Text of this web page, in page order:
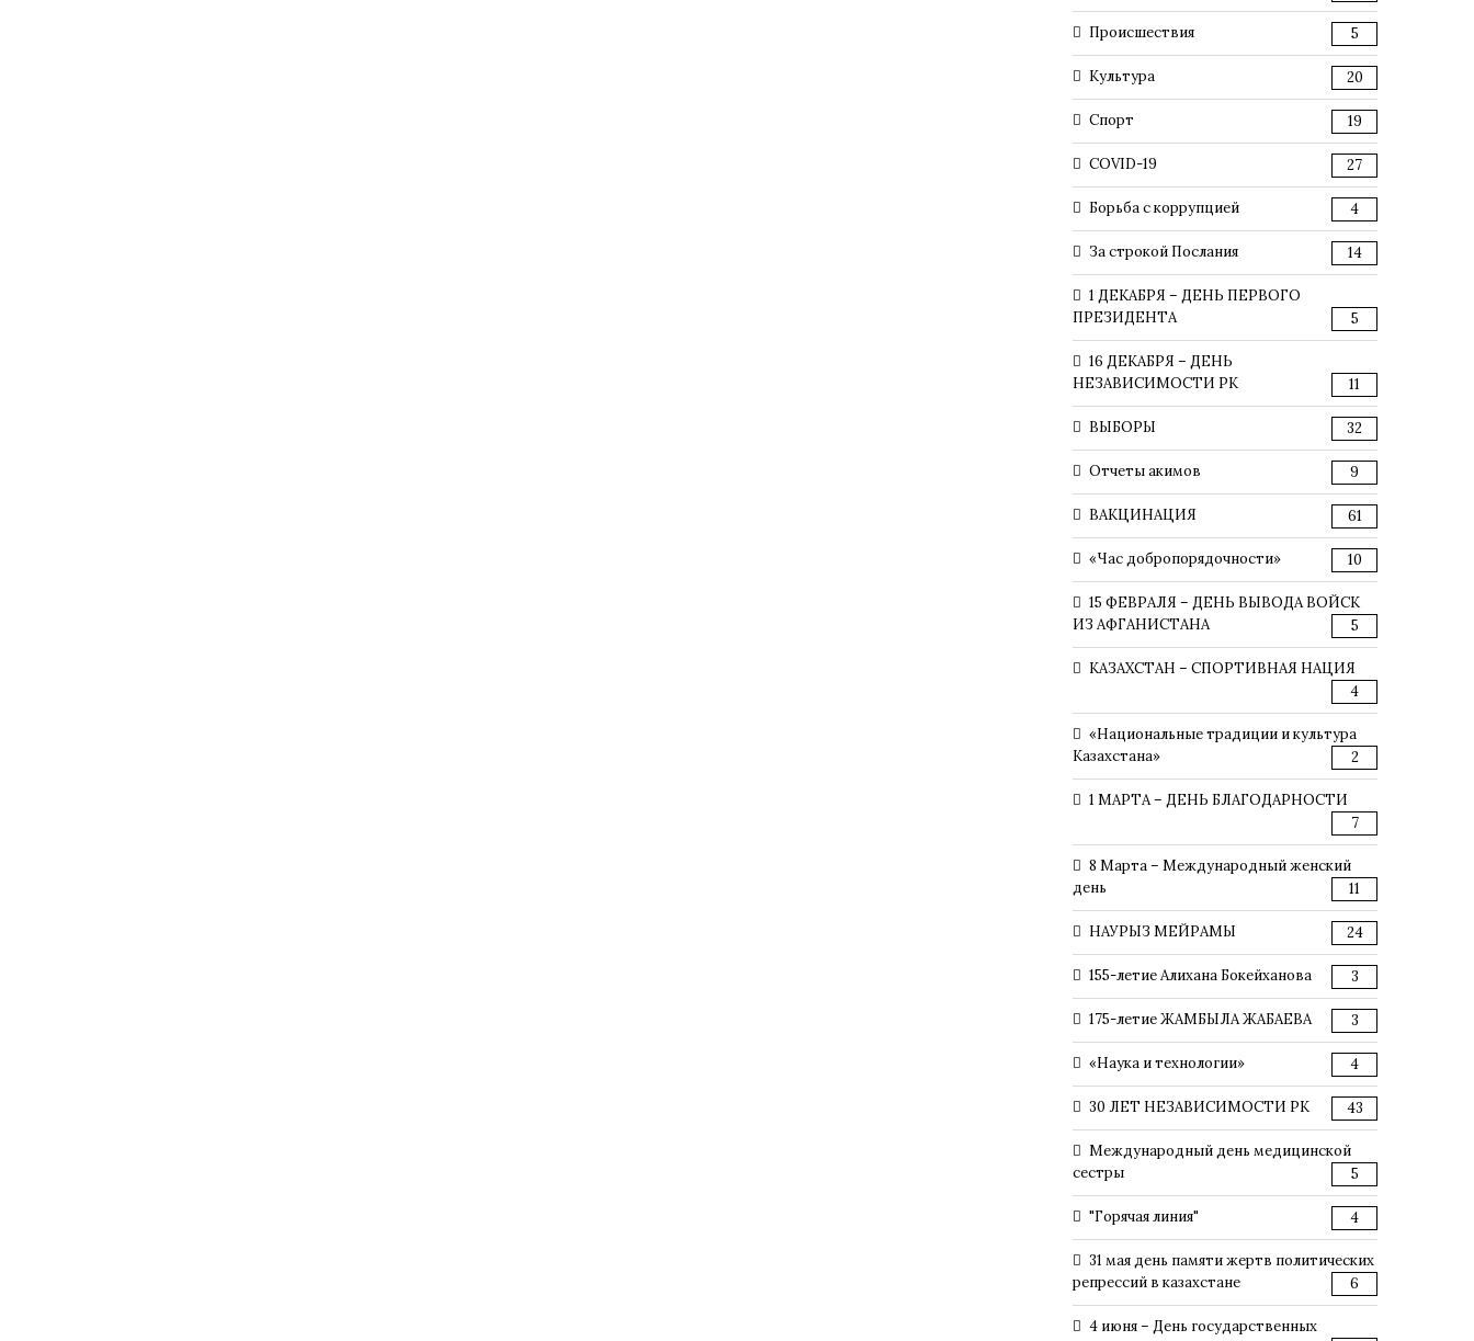
Происшествия 5
Культура 20
Спорт 19
COVID-19 27
Борьба с коррупцией 4
За строкой Послания 14
1 ДЕКАБРЯ – ДЕНЬ ПЕРВОГО
ПРЕЗИДЕНТА
5
16 ДЕКАБРЯ – ДЕНЬ
НЕЗАВИСИМОСТИ РК
11
ВЫБОРЫ 32
Отчеты акимов 9
ВАКЦИНАЦИЯ 61
«Час добропорядочности» 10
15 ФЕВРАЛЯ – ДЕНЬ ВЫВОДА ВОЙСК
ИЗ АФГАНИСТАНА
5
КАЗАХСТАН – СПОРТИВНАЯ НАЦИЯ
4
«Национальные традиции и культура
Казахстана»
2
1 МАРТА – ДЕНЬ БЛАГОДАРНОСТИ
7
8 Марта – Международный женский
день
11
НАУРЫЗ МЕЙРАМЫ 24
155-летие Алихана Бокейханова 3
175-летие ЖАМБЫЛА ЖАБАЕВА 3
«Наука и технологии» 4
30 ЛЕТ НЕЗАВИСИМОСТИ РК 43
Международный день медицинской
сестры
5
"Горячая линия" 4
31 мая день памяти жертв политических
репрессий в казахстане
6
4 июня – День государственных